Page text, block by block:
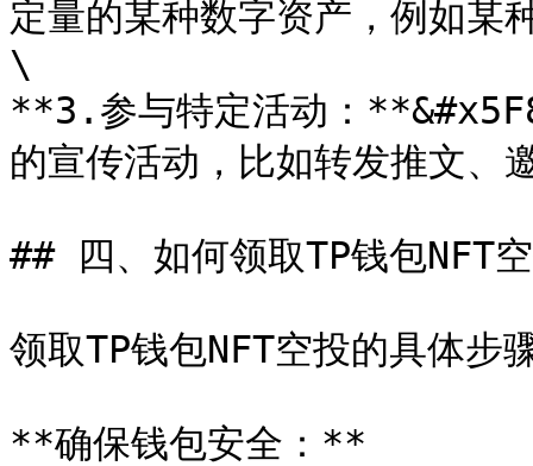
定量的某种数字资产，例如某
\
**3.参与特定活动：
的宣传活动，比如转发推文、
## 四、如何领取TP钱包NFT
领取TP钱包NFT空投的具体步
**确保钱包安全：**